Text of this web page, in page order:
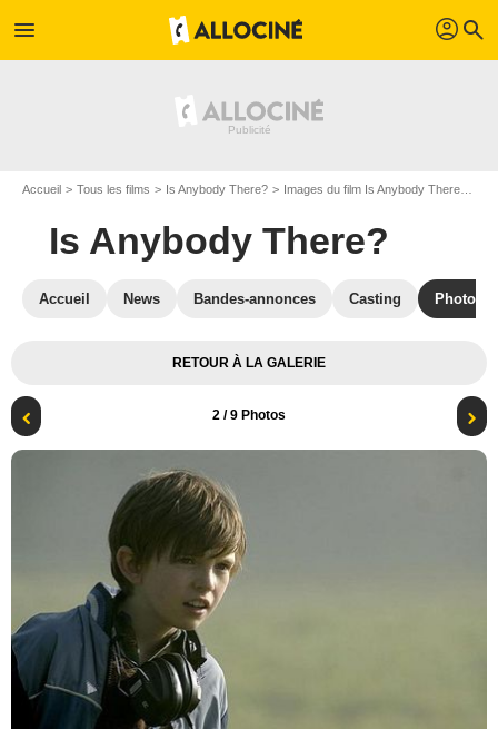
menu profil search
Accueil Tous les films Is Anybody There? Images du film Is Anybody There?
Is Anybody There?
Accueil News Bandes-annonces Casting Photos
RETOUR À LA GALERIE
2 / 9 Photos